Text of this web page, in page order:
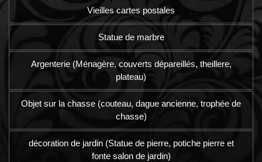
Vieilles cartes postales
Statue de marbre
Argenterie (Ménagère, couverts dépareillés, theillere,
plateau)
Objet sur la chasse (couteau, dague ancienne, trophée de
chasse)
décoration de jardin (Statue de pierre, potiche pierre et
fonte salon de jardin)